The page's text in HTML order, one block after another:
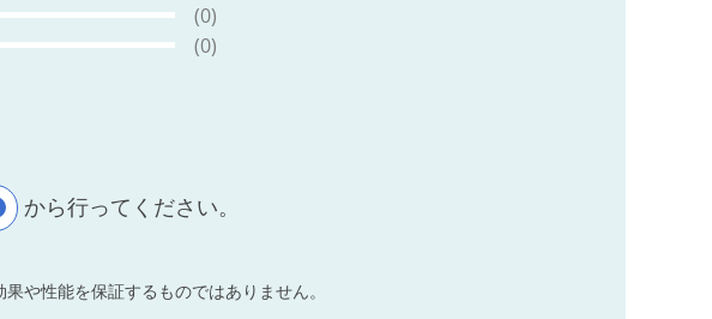
(0)
(0)
から行ってください。
や性能を保証するものではありません。